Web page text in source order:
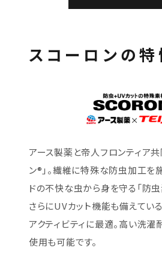
スコーロンの特
アース製薬と帝人フロンティア
ン®」。繊維に特殊な防虫加工を
ドの不快な虫から身を守る「防虫
さらにUVカット機能も備えている
アクティビティに最適。高い洗濯
使用も可能です。